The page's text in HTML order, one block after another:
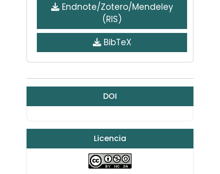
Endnote/Zotero/Mendeley
(RIS)
BibTeX
DOI
Licencia